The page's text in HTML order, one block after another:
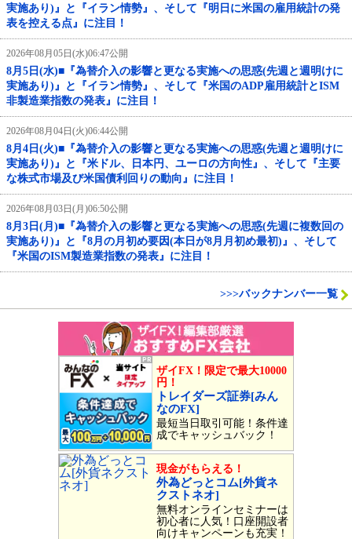
実施あり)』と『イラン情勢』、そして『明日に米国の雇用統計の発
表を控える点』に注目！
2026年08月05日(水)06:47公開
8月5日(水)■『為替介入の影響と更なる実施への思惑(先週と週明けに
実施あり)』と『イラン情勢』、そして『米国のADP雇用統計とISM
非製造業指数の発表』に注目！
2026年08月04日(火)06:44公開
8月4日(火)■『為替介入の影響と更なる実施への思惑(先週と週明けに
実施あり)』と『米ドル、日本円、ユーロの方向性』、そして『主要
な株式市場及び米国債利回りの動向』に注目！
2026年08月03日(月)06:50公開
8月3日(月)■『為替介入の影響と更なる実施への思惑(先週に複数回の
実施あり)』と『8月の月初め要因(本日が8月月初め最初)』、そして
『米国のISM製造業指数の発表』に注目！
>>>バックナンバー一覧
ザイFX！限定で最大10000
円！
トレイダーズ証券[みん
なのFX]
最短当日取引可能！条件達
成でキャッシュバック！
現金がもらえる！
外為どっとコム[外貨ネ
クストネオ]
無料オンラインセミナーは
初心者に人気！口座開設者
向けキャンペーンも充実！